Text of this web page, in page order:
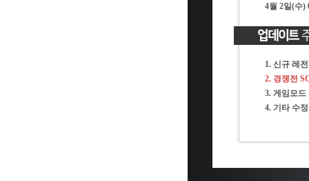
4월 2일(수)
1. 신규 레
2. 경쟁전
3. 게임모드
4. 기타 수